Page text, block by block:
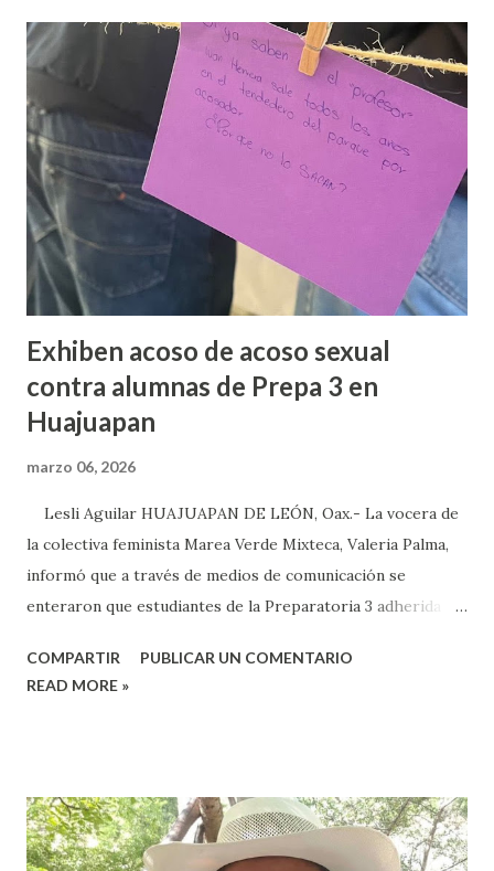
Exhiben acoso de acoso sexual
contra alumnas de Prepa 3 en
Huajuapan
marzo 06, 2026
Lesli Aguilar HUAJUAPAN DE LEÓN, Oax.- La vocera de
la colectiva feminista Marea Verde Mixteca, Valeria Palma,
informó que a través de medios de comunicación se
enteraron que estudiantes de la Preparatoria 3 adherida a
colocado un tendedero de denuncias por el tema de acoso
la colectiva acudieron a la Prepa 3 a recibir las denuncias de
acosos sexual por parte de sus profesores sin que las
COMPARTIR
PUBLICAR UN COMENTARIO
READ MORE »